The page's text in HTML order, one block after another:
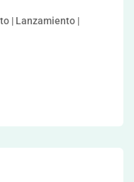
| Lanzamiento |